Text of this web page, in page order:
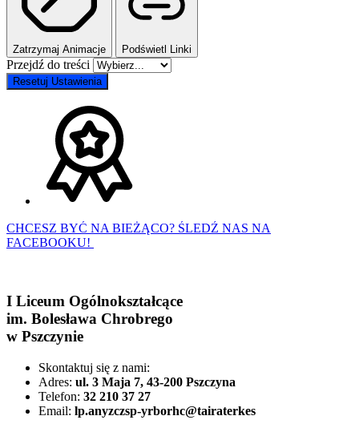
Zatrzymaj Animacje Podświetl Linki
Przejdź do treści
Resetuj Ustawienia
CHCESZ BYĆ NA BIEŻĄCO? ŚLEDŹ NAS NA
FACEBOOKU!
I Liceum Ogólnokształcące
im. Bolesława Chrobrego
w Pszczynie
Skontaktuj się z nami:
Adres: ul. 3 Maja 7, 43-200 Pszczyna
Telefon: 32 210 37 27
Email: lp.anyzczsp-yrborhc@tairaterkes